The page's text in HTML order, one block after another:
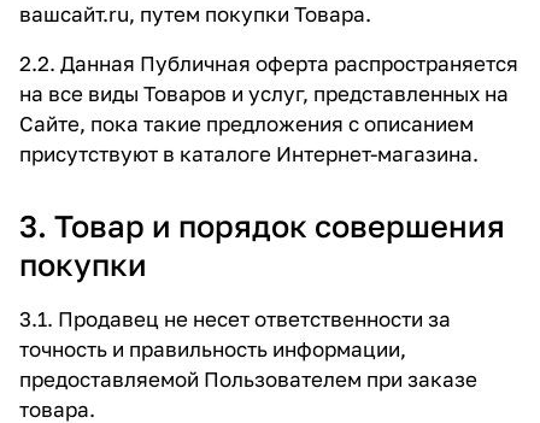
вашсайт.ru, путем покупки Товара.
2.2. Данная Публичная оферта распространяется
на все виды Товаров и услуг, представленных на
Сайте, пока такие предложения с описанием
присутствуют в каталоге Интернет-магазина.
3. Товар и порядок совершения
покупки
3.1. Продавец не несет ответственности за
точность и правильность информации,
предоставляемой Пользователем при заказе
товара.